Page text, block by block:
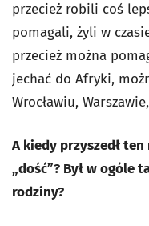
przecież robili coś
pomagali, żyli w
przecież można
jechać do Afryki,
Wrocławiu,
A kiedy przyszedł ten
„dość”? Był w ogóle
rodziny?